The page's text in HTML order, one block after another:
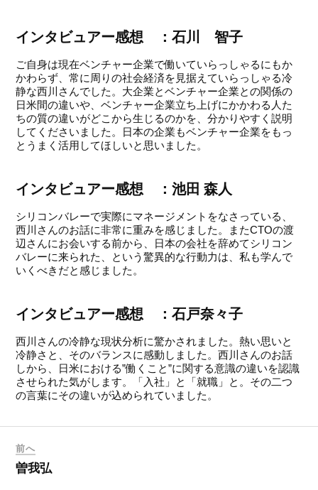
インタビュアー感想 ：石川 智子
ご自身は現在ベンチャー企業で働いていらっしゃるにもか
かわらず、常に周りの社会経済を見据えていらっしゃる冷
静な西川さんでした。大企業とベンチャー企業との関係の
日米間の違いや、ベンチャー企業立ち上げにかかわる人た
ちの質の違いがどこから生じるのかを、分かりやすく説明
してくださいました。日本の企業もベンチャー企業をもっ
とうまく活用してほしいと思いました。
インタビュアー感想 ：池田 森人
シリコンバレーで実際にマネージメントをなさっている、
西川さんのお話に非常に重みを感じました。またCTOの渡
辺さんにお会いする前から、日本の会社を辞めてシリコン
バレーに来られた、という驚異的な行動力は、私も学んで
いくべきだと感じました。
インタビュアー感想 ：石戸奈々子
西川さんの冷静な現状分析に驚かされました。熱い思いと
冷静さと、そのバランスに感動しました。西川さんのお話
しから、日米における”働くこと”に関する意識の違いを認識
させられた気がします。「入社」と「就職」と。その二つ
の言葉にその違いが込められていました。
前へ
曽我弘